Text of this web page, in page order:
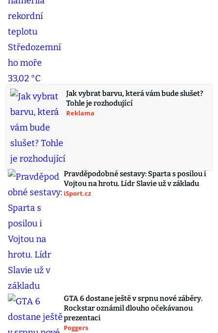
Jak vybrat barvu, která vám bude slušet?
Tohle je rozhodující
Reklama
Pravděpodobné sestavy: Sparta s posilou i
Vojtou na hrotu. Lídr Slavie už v základu
iSport.cz
GTA 6 dostane ještě v srpnu nové záběry.
Rockstar oznámil dlouho očekávanou
prezentaci
Poggers